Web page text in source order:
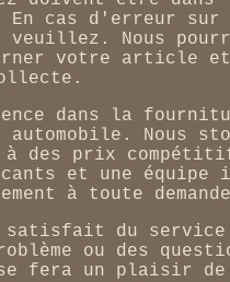
En cas d'erreur
veuillez. Nous
votre article
dans la
automobile. Nous
des prix
et une équipe
à toute
satisfait du
ou des
fera un plaisir de